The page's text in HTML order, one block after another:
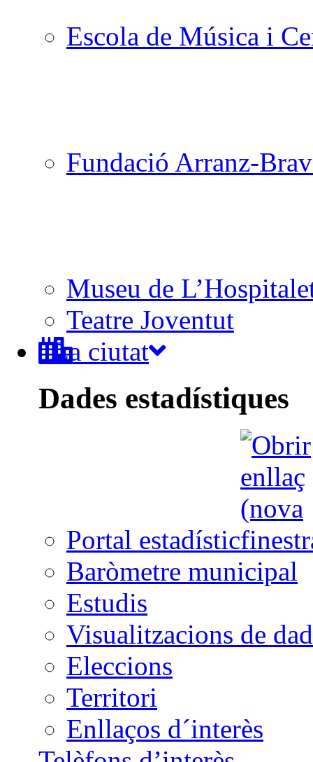
Escola de Música i
Fundació Arranz-
Museu de
Teatre Joventut
La ciutat
Dades estadístiques
Portal estadístic
Baròmetre municipal
Estudis
Visualitzacions de
Eleccions
Territori
Enllaços d´interès